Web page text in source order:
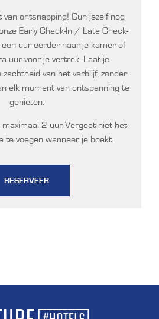
ontsnapping! Gun jezelf nog
Early Check-In / Late Check-
een uur eerder naar je kamer of
uur voor je vertrek. Laat je
van het verblijf, zonder
elk moment van ontspanning te
genieten.
2 uur Vergeet niet het
te voegen wanneer je boekt.
RESERVEER